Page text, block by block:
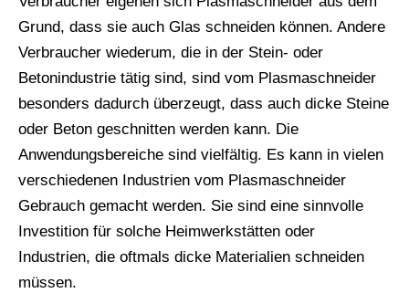
Grund, dass sie auch Glas schneiden können. Andere
Verbraucher wiederum, die in der Stein- oder
Betonindustrie tätig sind, sind vom Plasmaschneider
besonders dadurch überzeugt, dass auch dicke Steine
oder Beton geschnitten werden kann. Die
Anwendungsbereiche sind vielfältig. Es kann in vielen
verschiedenen Industrien vom Plasmaschneider
Gebrauch gemacht werden. Sie sind eine sinnvolle
Investition für solche Heimwerkstätten oder
Industrien, die oftmals dicke Materialien schneiden
müssen.